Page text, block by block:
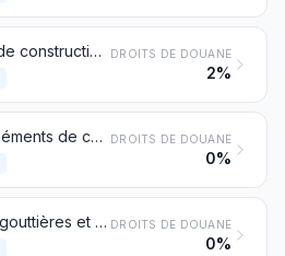
Briques de construction, hourdis, cache-poutrelles et articles similaires, en céramique DROITS DE DOUANE
2%
Tuiles, éléments de cheminée, conduits de fumée, ornements architectoniques, en céramique, et autres poteries de bâtiment DROITS DE DOUANE
0%
Tuyaux, gouttières et accessoires de tuyauterie, en céramique DROITS DE DOUANE
0%